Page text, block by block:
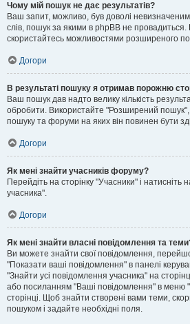
Чому мій пошук не дає результатів?
Ваш запит, можливо, був доволі невизначеним
слів, пошук за якими в phpBB не провадиться.
скористайтесь можливостями розширеного
Догори
В результаті пошуку я отримав порожню
Ваш пошук дав надто велику кількість
обробити. Використайте "Розширений
пошуку та форуми на яких він повинен бути
Догори
Як мені знайти учасників форуму?
Перейдіть на сторінку "Учасники" і
учасника".
Догори
Як мені знайти власні повідомлення та
Ви можете знайти свої повідомлення,
"Показати ваші повідомлення" в панелі
"Знайти усі повідомлення учасника" на
або посиланням "Ваші повідомлення" в меню
сторінці. Щоб знайти створені вами теми,
пошуком і задайте необхідні поля.